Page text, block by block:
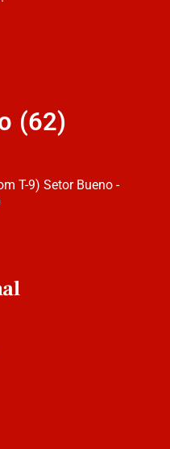
(62)
T-9) Setor Bueno -